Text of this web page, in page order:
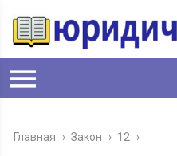
Главная › Закон › 12 ›